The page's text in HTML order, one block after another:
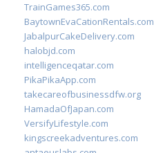
TrainGames365.com
BaytownEvaCationRentals.com
JabalpurCakeDelivery.com
halobjd.com
intelligenceqatar.com
PikaPikaApp.com
takecareofbusinessdfw.org
HamadaOfJapan.com
VersifyLifestyle.com
kingscreekadventures.com